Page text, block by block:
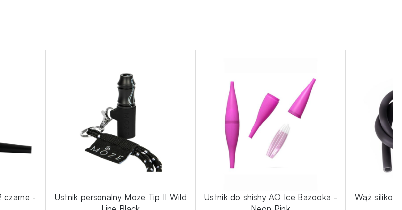
czarne -
Ustnik personalny Moze Tip II Wild
Ustnik do shishy AO Ice Bazooka -
Wąż